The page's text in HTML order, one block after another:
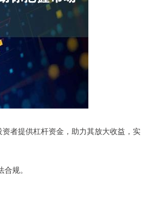
者提供杠杆资金，助力其放大收益，实
规。